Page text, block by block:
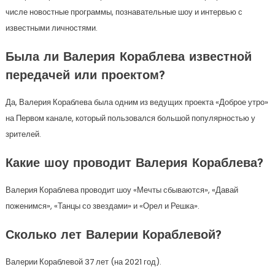
числе новостные программы, познавательные шоу и интервью с
известными личностями.
Была ли Валерия Кораблева известной
передачей или проектом?
Да, Валерия Кораблева была одним из ведущих проекта «Доброе утро»
на Первом канале, который пользовался большой популярностью у
зрителей.
Какие шоу проводит Валерия Кораблева?
Валерия Кораблева проводит шоу «Мечты сбываются», «Давай
поженимся», «Танцы со звездами» и «Орел и Решка».
Сколько лет Валерии Кораблевой?
Валерии Кораблевой 37 лет (на 2021 год).